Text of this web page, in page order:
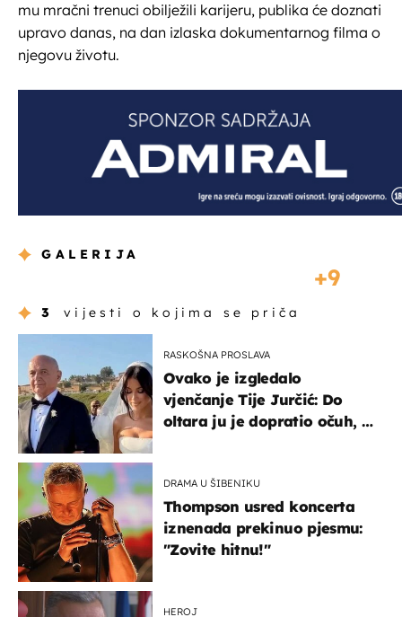
mu mračni trenuci obilježili karijeru, publika će doznati
upravo danas, na dan izlaska dokumentarnog filma o
njegovu životu.
GALERIJA
9
3 vijesti o kojima se priča
RASKOŠNA PROSLAVA
Ovako je izgledalo
vjenčanje Tije Jurčić: Do
oltara ju je dopratio očuh, a
DRAMA U ŠIBENIKU
Thompson usred koncerta
iznenada prekinuo pjesmu:
"Zovite hitnu!"
HEROJ